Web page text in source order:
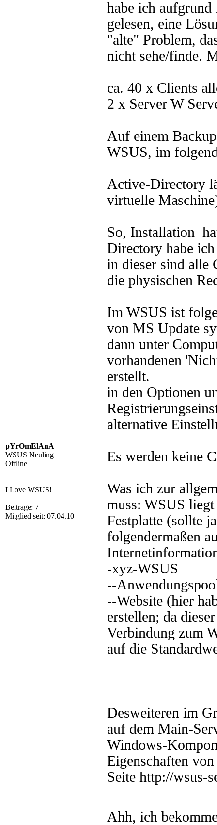
pYrOmElAnA
WSUS Neuling
Offline
I Love WSUS!
Beiträge: 7
Mitglied seit: 07.04.10
habe ich aufgrund
gelesen, eine
"alte" Problem,
nicht sehe/finde.
ca. 40 x Clients
2 x Server W
Auf einem
WSUS, im
Active-Directory
virtuelle
So, Installation
Directory habe
in dieser sind alle
die physischen
Im WSUS ist
von MS Update
dann unter
vorhandenen
erstellt.
in den Optionen
alternative
Es werden keine
Was ich zur
muss: WSUS
Festplatte (sollte
folgendermaßen
-xyz-WSUS
--
--Website (hier
erstellen; da
Verbindung zum
auf die
Desweiteren im
auf dem Main-
Windows-
Eigenschaften
Seite http://wsus-
Ahh, ich